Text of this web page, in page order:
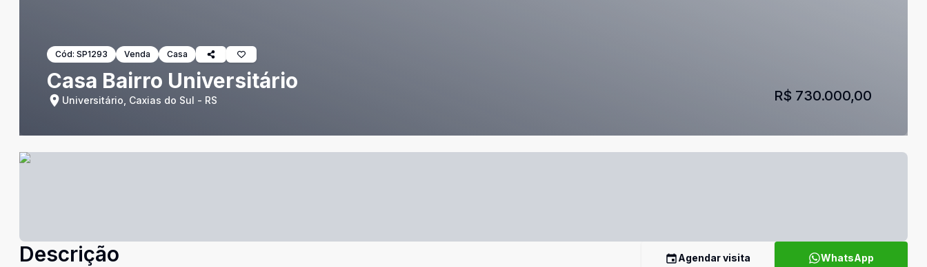
Cód: SP1293 Venda Casa
Casa Bairro Universitário
Universitário, Caxias do Sul - RS R$ 730.000,00
Descrição Agendar visita WhatsApp